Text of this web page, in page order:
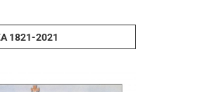
1821-2021